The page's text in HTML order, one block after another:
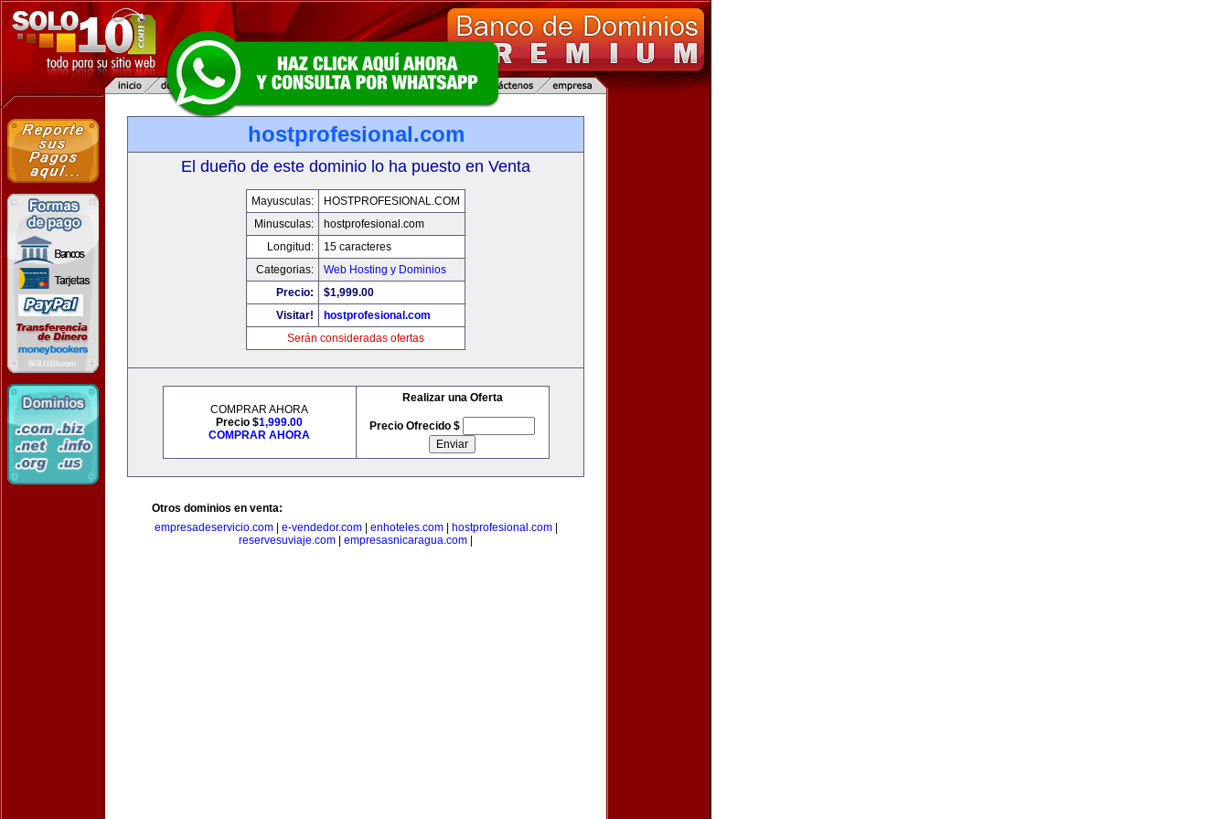
hostprofesional.com
El dueño de este dominio lo ha puesto en Venta
Mayusculas:
HOSTPROFESIONAL.COM
Minusculas:
hostprofesional.com
Longitud:
15 caracteres
Categorias:
Web Hosting y Dominios
Precio:
$1,999.00
Visitar!
hostprofesional.com
Serán consideradas ofertas
COMPRAR AHORA
Precio $1,999.00
COMPRAR AHORA
Realizar una Oferta
Precio Ofrecido $
Otros dominios en venta:
empresadeservicio.com| e-vendedor.com| enhoteles.com| hostprofesional.com|
reservesuviaje.com
empresasnicaragua.com